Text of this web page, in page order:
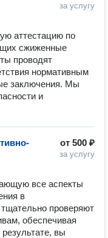
за услугу
аттестацию по
сжиженные
проводят
нормативным
заключения. Мы
и
от 500 ₽
за услугу
все аспекты
в
проверяют
обеспечивая
вы